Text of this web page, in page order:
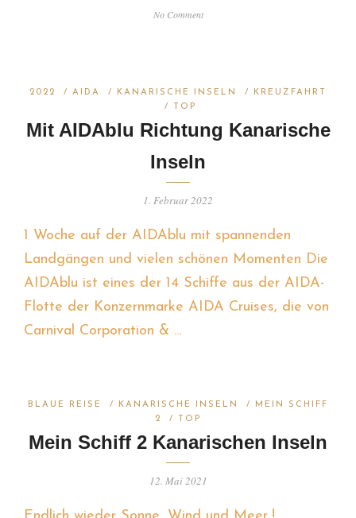
No Comment
2022 / AIDA / KANARISCHE INSELN /
KREUZFAHRT
/
TOP
Mit AIDAblu Richtung Kanarische
Inseln
1. Februar 2022
1 Woche auf der AIDAblu mit spannenden
Landgängen und vielen schönen Momenten Die
AIDAblu ist eines der 14 Schiffe aus der AIDA-
Flotte der Konzernmarke AIDA Cruises, die von
Carnival Corporation & …
BLAUE REISE / KANARISCHE INSELN /
MEIN SCHIFF
2
/ TOP
Mein Schiff 2 Kanarischen Inseln
12. Mai 2021